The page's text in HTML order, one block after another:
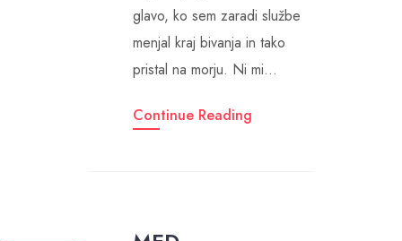
glavo, ko sem zaradi službe
menjal kraj bivanja in tako
pristal na morju. Ni mi…
Continue Reading